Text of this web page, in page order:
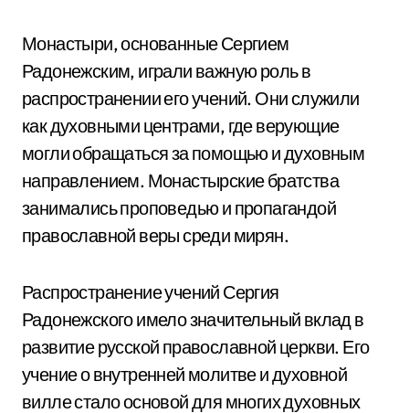
Монастыри, основанные Сергием
Радонежским, играли важную роль в
распространении его учений. Они служили
как духовными центрами, где верующие
могли обращаться за помощью и духовным
направлением. Монастырские братства
занимались проповедью и пропагандой
православной веры среди мирян.
Распространение учений Сергия
Радонежского имело значительный вклад в
развитие русской православной церкви. Его
учение о внутренней молитве и духовной
вилле стало основой для многих духовных